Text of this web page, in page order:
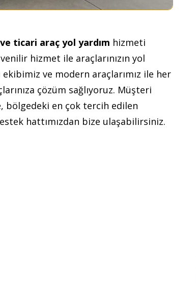
ticari araç yol yardım hizmeti
hizmet ile araçlarınızın yol
ekibimiz ve modern araçlarımız ile her
çözüm sağlıyoruz. Müşteri
bölgedeki en çok tercih edilen
hattımızdan bize ulaşabilirsiniz.